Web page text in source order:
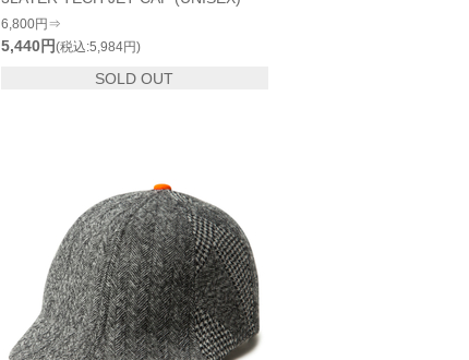
6,800円⇒
5,440円(税込:5,984円)
SOLD OUT